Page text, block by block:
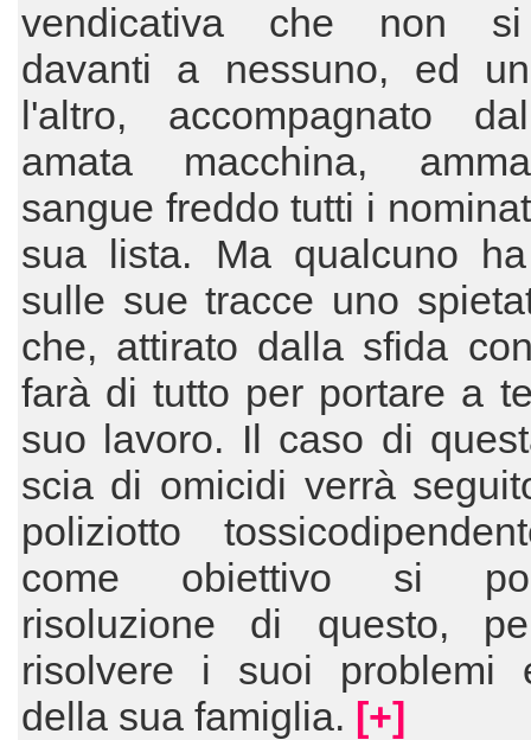
vendicativa che non
davanti a nessuno, ed
l'altro, accompagnato
amata macchina,
sangue freddo tutti i
sua lista. Ma qualcuno
sulle sue tracce uno
che, attirato dalla sfida
farà di tutto per portare a
suo lavoro. Il caso di
scia di omicidi verrà
poliziotto
come obiettivo si
risoluzione di questo,
risolvere i suoi problemi
della sua famiglia. [+]